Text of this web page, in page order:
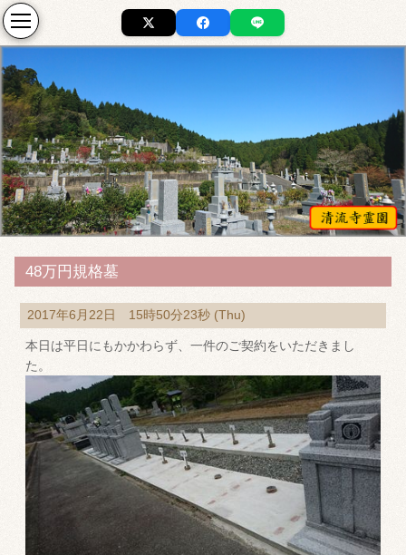
48万円規格墓
2017年6月22日 15時50分23秒 (Thu)
本日は平日にもかかわらず、一件のご契約をいただきまし
た。